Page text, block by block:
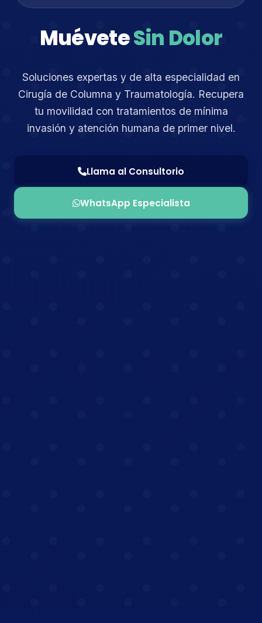
MuéveteSin Dolor
Soluciones expertas y de alta especialidad en
Cirugía de Columna y Traumatología. Recupera
tu movilidad con tratamientos de mínima
invasión y atención humana de primer nivel.
Llama al Consultorio
WhatsApp Especialista